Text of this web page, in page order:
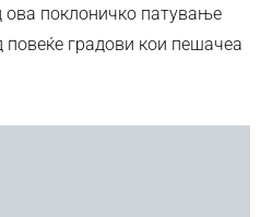
ова поклоничко патување
повеќе градови кои пешачеа